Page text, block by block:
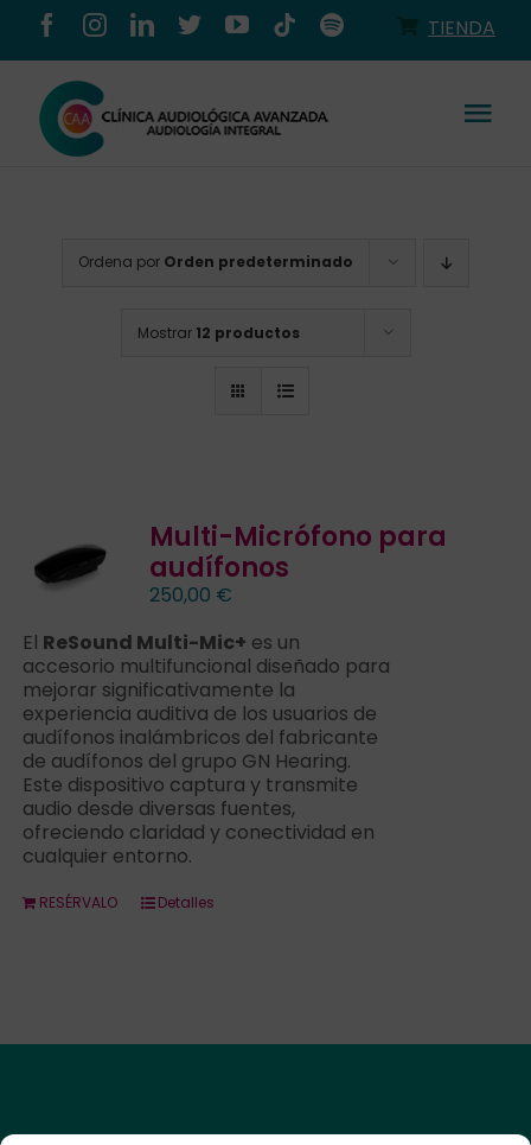
Saltar
contenido
TIENDA
Productos
Contacto
Llámanos 912 129 122
Ordena por Orden predeterminado
Mostrar 12 productos
Multi-Micrófono para
audífonos
250,00 €
El ReSound Multi-Mic+ es un
accesorio multifuncional diseñado para
mejorar significativamente la
experiencia auditiva de los usuarios de
audífonos inalámbricos del fabricante
de audífonos del grupo GN Hearing.
Este dispositivo captura y transmite
audio desde diversas fuentes,
ofreciendo claridad y conectividad en
cualquier entorno.
RESÉRVALO Detalles